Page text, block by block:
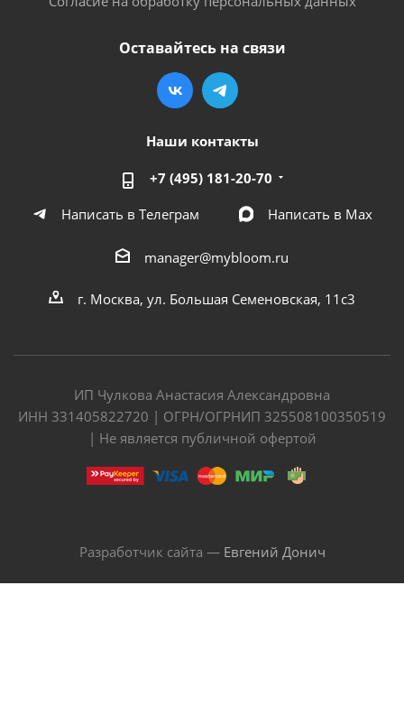
Оставайтесь на связи
Наши контакты
+7 (495) 181-20-70
Написать в Телеграм
Написать в Мах
manager@mybloom.ru
г. Москва, ул. Большая Семеновская, 11с3
ИП Чулкова Анастасия Александровна
ИНН 331405822720 | ОГРН/ОГРНИП 325508100350519
| Не является публичной офертой
Разработчик сайта — Евгений Донич